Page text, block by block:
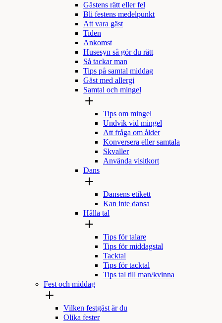
Gästens rätt eller fel
Bli festens medelpunkt
Att vara gäst
Tiden
Ankomst
Husesyn så gör du rätt
Så tackar man
Tips på samtal middag
Gäst med allergi
Samtal och mingel
Tips om mingel
Undvik vid mingel
Att fråga om ålder
Konversera eller samtala
Skvaller
Använda visitkort
Dans
Dansens etikett
Kan inte dansa
Hålla tal
Tips för talare
Tips för middagstal
Tacktal
Tips för tacktal
Tips tal till man/kvinna
Fest och middag
Vilken festgäst är du
Olika fester